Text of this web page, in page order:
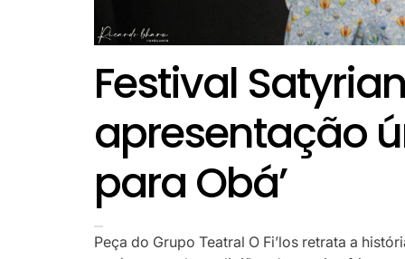
Festival
apresentação
para Obá’
Peça do Grupo Teatral O Fi’los retrata a